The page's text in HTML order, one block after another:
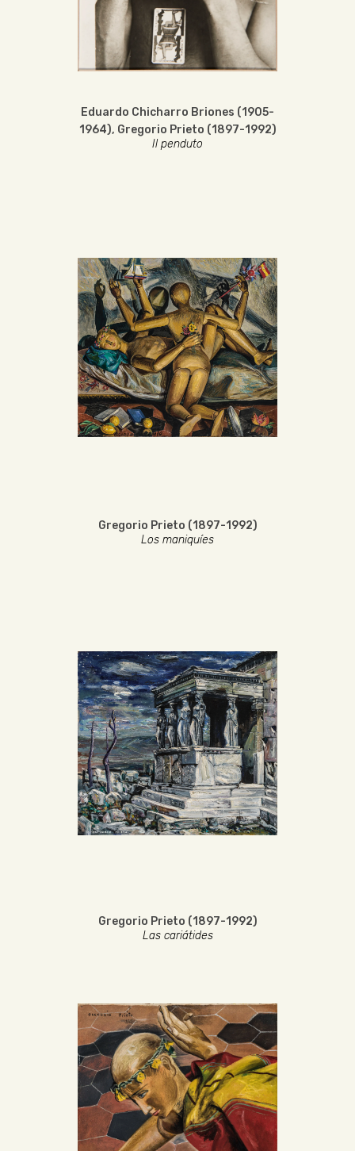
Eduardo Chicharro Briones (1905-
1964), Gregorio Prieto (1897-1992)
Il penduto
Gregorio Prieto (1897-1992)
Los maniquíes
Gregorio Prieto (1897-1992)
Las cariátides